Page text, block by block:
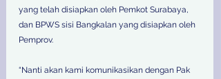
yang telah disiapkan oleh Pemkot Surabaya,
dan BPWS sisi Bangkalan yang disiapkan oleh
Pemprov.
“Nanti akan kami komunikasikan dengan Pak